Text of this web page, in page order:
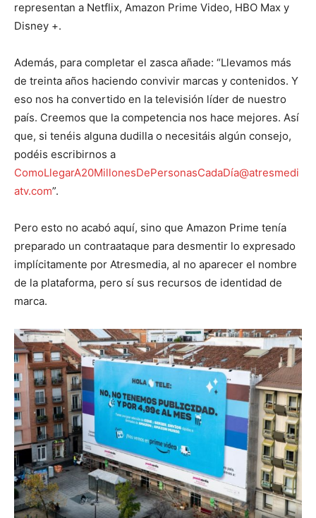
representan a Netflix, Amazon Prime Video, HBO Max y
Disney +.
Además, para completar el zasca añade: “Llevamos más
de treinta años haciendo convivir marcas y contenidos. Y
eso nos ha convertido en la televisión líder de nuestro
país. Creemos que la competencia nos hace mejores. Así
que, si tenéis alguna dudilla o necesitáis algún consejo,
podéis escribirnos a
ComoLlegarA20MillonesDePersonasCadaDía@atresmedi
atv.com”.
Pero esto no acabó aquí, sino que Amazon Prime tenía
preparado un contraataque para desmentir lo expresado
implícitamente por Atresmedia, al no aparecer el nombre
de la plataforma, pero sí sus recursos de identidad de
marca.